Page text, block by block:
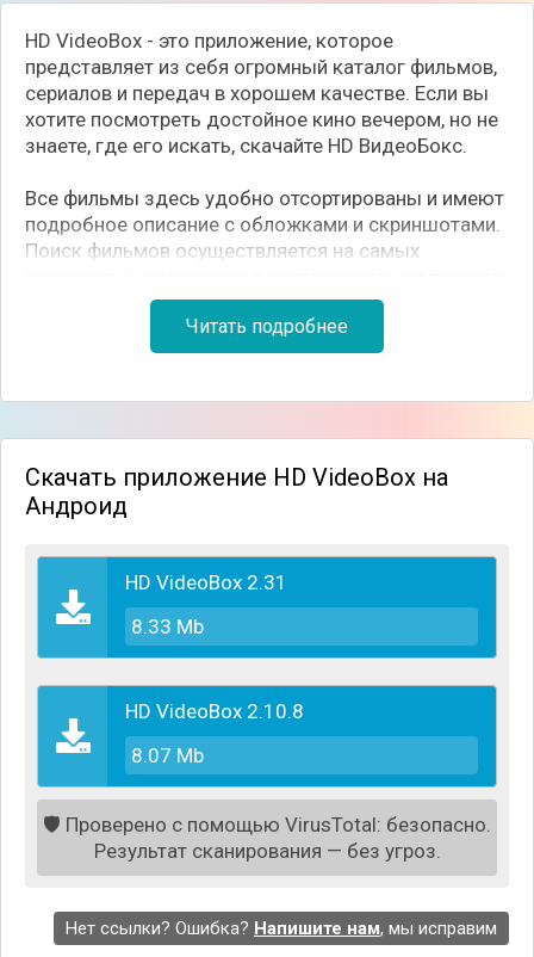
HD VideoBox - это приложение, которое
представляет из себя огромный каталог фильмов,
сериалов и передач в хорошем качестве. Если вы
хотите посмотреть достойное кино вечером, но не
знаете, где его искать, скачайте HD ВидеоБокс.
Все фильмы здесь удобно отсортированы и имеют
подробное описание с обложками и скриншотами.
Поиск фильмов осуществляется на самых
Просто введите интересующий вас запрос и
приложение само быстро просканирует все
качественные источники, выдва вам желаемый
как свежие новинки, так и зарекомендовавшая
себя классика.
Приложение работает в связке с видеоплеером,
такими, как MX Player. BSPlayer, VLC, Achros Player.
Читать подробнее
Скачать приложение HD VideoBox на
Андроид
HD VideoBox 2.31
8.33 Mb
HD VideoBox 2.10.8
8.07 Mb
🛡️ Проверено с помощью VirusTotal: безопасно.
Результат сканирования — без угроз.
Нет ссылки? Ошибка? Напишите нам, мы исправим